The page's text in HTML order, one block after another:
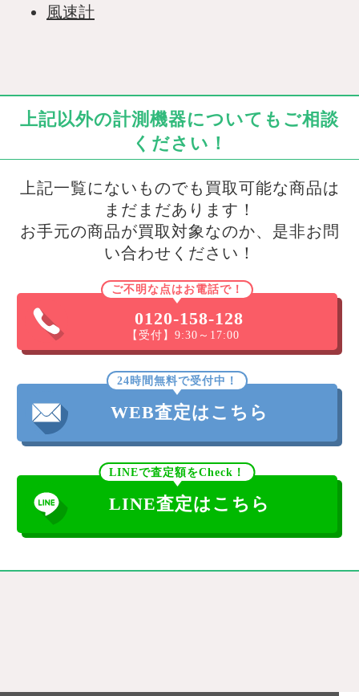
風速計
上記以外の計測機器についてもご相談
ください！
上記一覧にないものでも買取可能な商品は
まだまだあります！
お手元の商品が買取対象なのか、是非お問
い合わせください！
ご不明な点はお電話で！
0120-158-128
【受付】9:30～17:00
24時間無料で受付中！
WEB査定はこちら
LINEで査定額をCheck！
LINE査定はこちら